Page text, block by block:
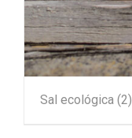
Sal ecológica (2)